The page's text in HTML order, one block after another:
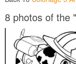
8 photos of the